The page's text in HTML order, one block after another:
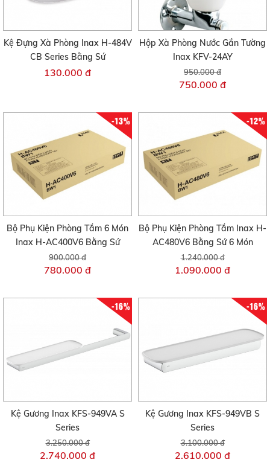
Kệ Đựng Xà Phòng Inax H-484V
CB Series Bằng Sứ
130.000 đ
Hộp Xà Phòng Nước Gắn Tường
Inax KFV-24AY
950.000 đ
750.000 đ
-13%
Bộ Phụ Kiện Phòng Tắm 6 Món
Inax H-AC400V6 Bằng Sứ
900.000 đ
780.000 đ
-12%
Bộ Phụ Kiện Phòng Tắm Inax H-
AC480V6 Bằng Sứ 6 Món
1.240.000 đ
1.090.000 đ
-16%
Kệ Gương Inax KFS-949VA S
Series
3.250.000 đ
2.740.000 đ
-16%
Kệ Gương Inax KFS-949VB S
Series
3.100.000 đ
2.610.000 đ